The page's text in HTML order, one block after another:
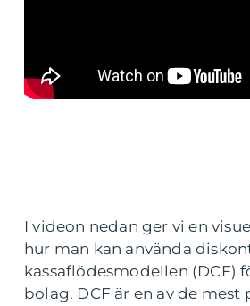
I videon nedan ger vi en
hur man kan använda
kassaflödesmodellen (DCF)
bolag. DCF är en av de mest